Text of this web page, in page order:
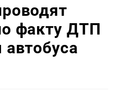
факту ДТП